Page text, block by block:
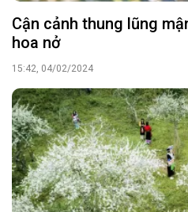
Cận cảnh thung lũng
hoa nở
15:42, 04/02/2024